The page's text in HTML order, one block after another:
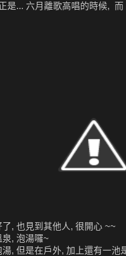
是... 六月離歌高唱的時候,
, 也見到其他人, 很開心 ~~
, 泡湯囉~
, 但是在戶外, 加上還有一